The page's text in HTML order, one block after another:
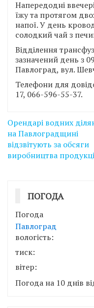
Напередодні
їжу та протягом
напої. У день
солодкий чай з
Відділення
зазначений день з
Павлоград, вул.
Телефони для
17, 066-596-55-37.
Навігація
записів
Орендарі водних
на Павлоградщині
відзвітують за обсяги
виробництва
ПОГОДА
Погода
Павлоград
вологість:
тиск:
вітер:
Погода на 10 днів